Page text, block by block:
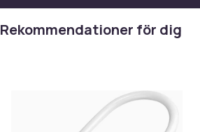
Fenix 6X – Pro Solar-versionfēnix 6X
Forerunner® 245 Music
Rekommendationer för dig